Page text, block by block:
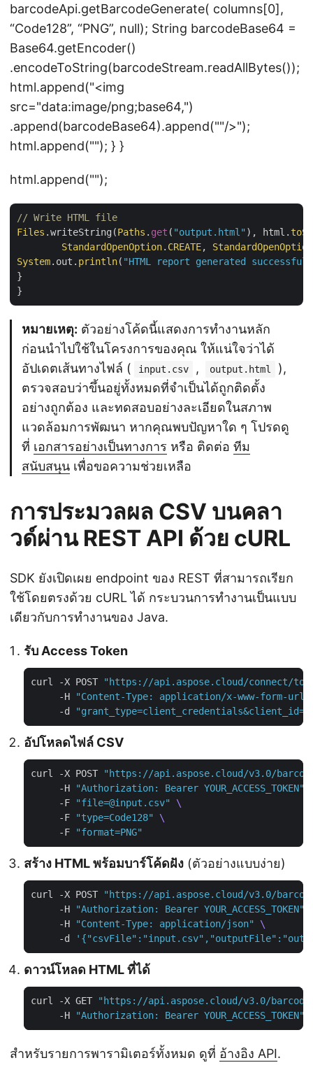
barcodeApi.getBarcodeGenerate( columns[0],
“Code128”, “PNG”, null); String barcodeBase64 =
Base64.getEncoder()
.encodeToString(barcodeStream.readAllBytes());
html.append("<img
src="data:image/png;base64,")
.append(barcodeBase64).append(""/>");
html.append(""); } }
html.append("");
// Write HTML file
Files .writeString(Paths . get ( "output.html" ), html.
StandardOpenOption. CREATE, StandardOpenOption
System.out. println( "HTML report generated
}
หมายเหตุ: ตัวอย่างโค้ดนี้แสดงการทำงานหลัก
ก่อนนำไปใช้ในโครงการของคุณ ให้แน่ใจว่าได้
อัปเดตเส้นทางไฟล์ (
input.csv , output.html
),
ตรวจสอบว่าขึ้นอยู่ทั้งหมดที่จำเป็นได้ถูกติดตั้ง
อย่างถูกต้อง และทดสอบอย่างละเอียดในสภาพ
แวดล้อมการพัฒนา หากคุณพบปัญหาใด ๆ โปรดดู
ที่ เอกสารอย่างเป็นทางการ หรือ ติดต่อ ทีม
สนับสนุน เพื่อขอความช่วยเหลือ
การประมวลผล CSV บนคลา
วด์ผ่าน REST API ด้วย cURL
SDK ยังเปิดเผย endpoint ของ REST ที่สามารถเรียก
ใช้โดยตรงด้วย cURL ได้ กระบวนการทำงานเป็นแบบ
เดียวกับการทำงานของ Java.
รับ Access Token
curl -X POST
"https://api.aspose.cloud/connect/
     -H
"Content-Type: application/x-www-form-
     -d
อัปโหลดไฟล์ CSV
curl -X POST
"https://api.aspose.cloud/v3.0/
     -H
"Authorization: Bearer YOUR_ACCESS_TOKEN"
     -F
"file=@input.csv"
     -F
"type=Code128"
     -F
"format=PNG"
สร้าง HTML พร้อมบาร์โค้ดฝัง (ตัวอย่างแบบง่าย)
curl -X POST
"https://api.aspose.cloud/v3.0/
     -H
"Authorization: Bearer YOUR_ACCESS_TOKEN"
     -H
"Content-Type: application/json"
     -d
ดาวน์โหลด HTML ที่ได้
curl -X GET
"https://api.aspose.cloud/v3.0/
     -H
"Authorization: Bearer YOUR_ACCESS_TOKEN"
สำหรับรายการพารามิเตอร์ทั้งหมด ดูที่ อ้างอิง API.